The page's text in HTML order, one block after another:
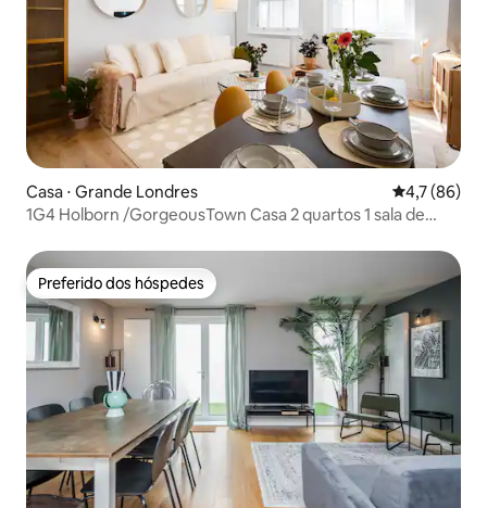
Casa ⋅ Grande Londres 4,7 de uma
4,7 (86)
1G4 Holborn /GorgeousTown Casa 2 quartos 1 sala de
Preferido dos hóspedes
Preferido dos hóspedes